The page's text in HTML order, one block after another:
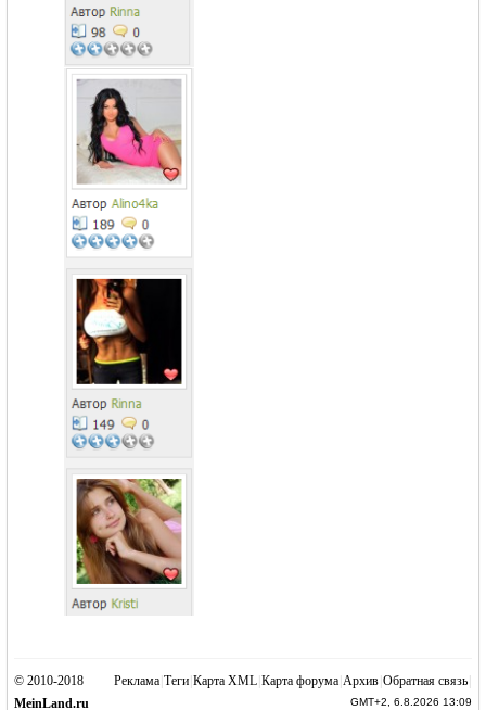
Реклама|Теги|Карта XML|Карта форума|Архив|Обратная связь|
GMT+2, 6.8.2026 13:09
© 2010-2018
MeinLand.ru